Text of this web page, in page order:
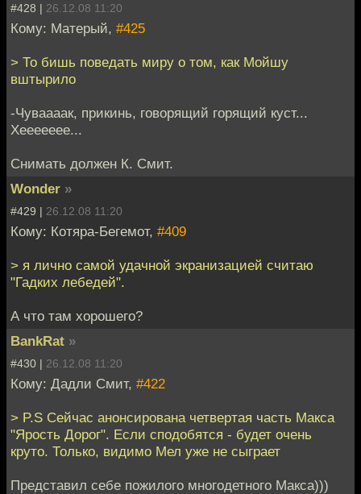
#428 | 26.12.08 11:20
Кому: Матерый, #425
> То бишь поведать миру о том, как Мойшу
вштырило
-Чуваааак, прикинь, говорящий горящий куст...
Хеееееее...
Снимать должен К. Смит.
Wonder »
#429 | 26.12.08 11:20
Кому: Котяра-Бегемот, #409
> я лично самой удачной экранизацией считаю
"Гадких лебедей".
А что там хорошего?
BankRat »
#430 | 26.12.08 11:20
Кому: Дадли Смит, #422
> P.S Сейчас анонсирована четвертая часть Макса
"Ярость Дорог". Если сподобятся - будет очень
круто. Только, видимо Мел уже не сыграет
Представил себе пожилого многодетного Макса)))